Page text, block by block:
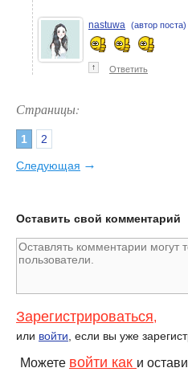
nastuwa (автор поста)
↑ Ответить
Страницы:
1 2
Следующая →
Оставить свой комментарий
Зарегистрироваться,
или войти , если вы уже
Можете войти как и